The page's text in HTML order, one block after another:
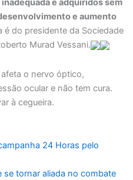
e adquiridos sem
e aumento
é do presidente da Sociedade
Murad Vessani.
o nervo óptico,
ocular e não tem cura.
à cegueira.
24 Horas pelo
se tornar aliada no combate